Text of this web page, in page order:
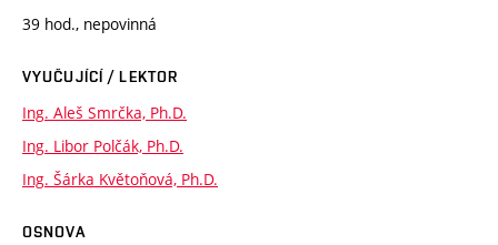
39 hod., nepovinná
VYUČUJÍCÍ / LEKTOR
Ing. Aleš Smrčka, Ph.D.
Ing. Libor Polčák, Ph.D.
Ing. Šárka Květoňová, Ph.D.
OSNOVA